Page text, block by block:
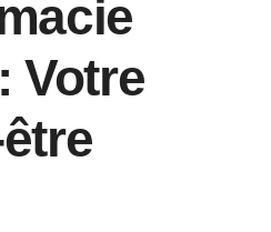
Votre